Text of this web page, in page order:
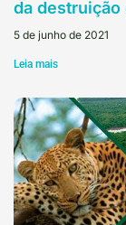
da destruição
5 de junho de 2021
Leia mais